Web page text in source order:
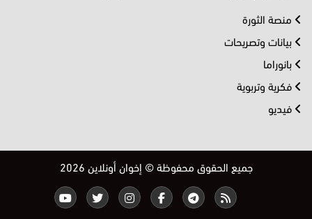
منصة الثورة
بيانات وتصريحات
بانوراما
فكرية وتربوية
فيديو
جميع الحقوق محفوظة © إخوان أونلاين 2026